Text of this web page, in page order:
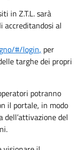
in Z.T.L. sarà
accreditandosi al
#/login, per
targhe dei propri
potranno
il portale, in modo
del